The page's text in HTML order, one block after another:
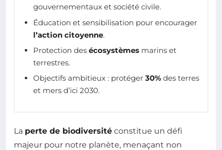
gouvernementaux et société civile.
Éducation et sensibilisation pour encourager
l’action citoyenne.
Protection des écosystèmes marins et
terrestres.
Objectifs ambitieux : protéger 30% des terres
et mers d’ici 2030.
La perte de biodiversité constitue un défi
majeur pour notre planète, menaçant non